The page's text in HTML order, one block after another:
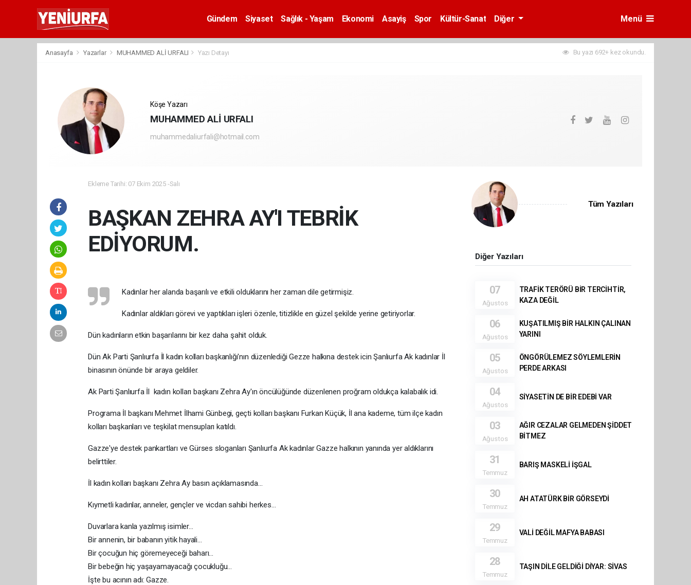
Gündem Siyaset Sağlık - Yaşam Ekonomi Asayiş Spor Kültür-Sanat Diğer Menü
Anasayfa Yazarlar MUHAMMED ALİ URFALI Yazı Detayı Bu yazı 692+ kez okundu.
Köşe Yazarı
MUHAMMED ALİ URFALI
muhammedaliurfali@hotmail.com
Ekleme Tarihi: 07 Ekim 2025 -Salı
BAŞKAN ZEHRA AY'I TEBRİK
EDİYORUM.
Kadınlar her alanda başarılı ve etkili olduklarını her zaman dile getirmişiz.
Kadınlar aldıkları görevi ve yaptıkları işleri özenle, titizlikle en güzel şekilde yerine getiriyorlar.
Dün kadınların etkin başarılarını bir kez daha şahit olduk.
Dün Ak Parti Şanlıurfa İl kadın kolları başkanlığı'nın düzenlediği Gezze halkına destek icin Şanlıurfa Ak kadınlar İl
binasının önünde bir araya geldiler.
Ak Parti Şanlıurfa İl kadın kolları başkanı Zehra Ay'ın öncülüğünde düzenlenen proğram oldukça kalabalık idi.
Programa İl başkanı Mehmet İlhami Günbegi, geçti kolları başkanı Furkan Küçük, İl ana kademe, tüm ilçe kadın
kolları başkanları ve teşkilat mensupları katıldı.
Gazze'ye destek pankartları ve Gürses sloganları Şanlıurfa Ak kadınlar Gazze halkının yanında yer aldıklarını
belirttiler.
İl kadın kolları başkanı Zehra Ay basın açıklamasında...
Kıymetli kadınlar, anneler, gençler ve vicdan sahibi herkes…
Duvarlara kanla yazılmış isimler…
Bir annenin, bir babanın yitik hayali…
Bir çocuğun hiç göremeyeceği baharı…
Bir bebeğin hiç yaşayamayacağı çocukluğu…
İşte bu acının adı: Gazze.
Tüm Yazıları
Diğer Yazıları
07
Ağustos
TRAFİK TERÖRÜ BİR TERCİHTİR,
KAZA DEĞİL
06
Ağustos
KUŞATILMIŞ BİR HALKIN ÇALINAN
YARINI
05
Ağustos
ÖNGÖRÜLEMEZ SÖYLEMLERİN
PERDE ARKASI
04
Ağustos
SİYASETİN DE BİR EDEBİ VAR
03
Ağustos
AĞIR CEZALAR GELMEDEN ŞİDDET
BİTMEZ
31
Temmuz
BARIŞ MASKELİ İŞGAL
30
Temmuz
AH ATATÜRK BİR GÖRSEYDİ
29
Temmuz
VALİ DEĞİL MAFYA BABASI
28
Temmuz
TAŞIN DİLE GELDİĞİ DİYAR: SİVAS